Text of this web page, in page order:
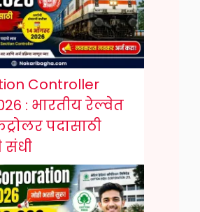
Controller
: भारतीय रेल्वेत
पदासाठी
संधी